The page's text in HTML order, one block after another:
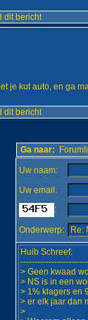
dit bericht
je kut auto, en ga
dit bericht
Ga naar:
Uw naam:
Uw email:
:
Onderwerp: